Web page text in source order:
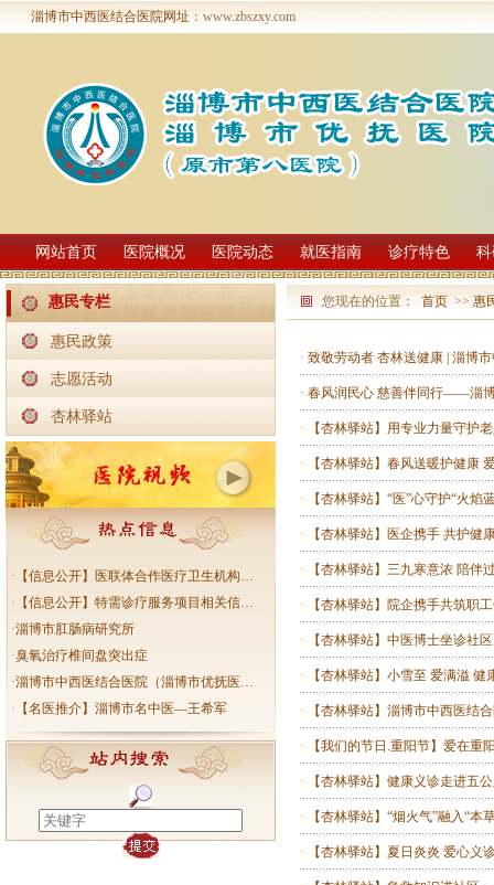
淄博市中西医结合医院网址 ：www.zbszxy.com
网站首页 医院概况 医院动态 就医指南 诊疗特色
惠民专栏
惠民政策
志愿活动
杏林驿站
· 【信息公开】医联体合作医疗卫生机构…
· 【信息公开】特需诊疗服务项目相关信…
·淄博市肛肠病研究所
·臭氧治疗椎间盘突出症
·淄博市中西医结合医院（淄博市优抚医…
· 【名医推介】淄博市名中医—王希军
您现在的位置： 首页 >> 惠
· 致敬劳动者 杏林送健康 | 淄博
· 春风润民心 慈善伴同行——淄
· 【杏林驿站】用专业力量守护
· 【杏林驿站】春风送暖护健
· 【杏林驿站】“医”心守护“火焰
· 【杏林驿站】医企携手 共护
· 【杏林驿站】三九寒意浓 陪伴
· 【杏林驿站】院企携手共筑职
· 【杏林驿站】中医博士坐诊社
· 【杏林驿站】小雪至 爱满溢 健
· 【杏林驿站】淄博市中西医结
· 【我们的节日.重阳节】爱在重
· 【杏林驿站】健康义诊走进五
· 【杏林驿站】“烟火气”融入“
· 【杏林驿站】夏日炎炎 爱心义